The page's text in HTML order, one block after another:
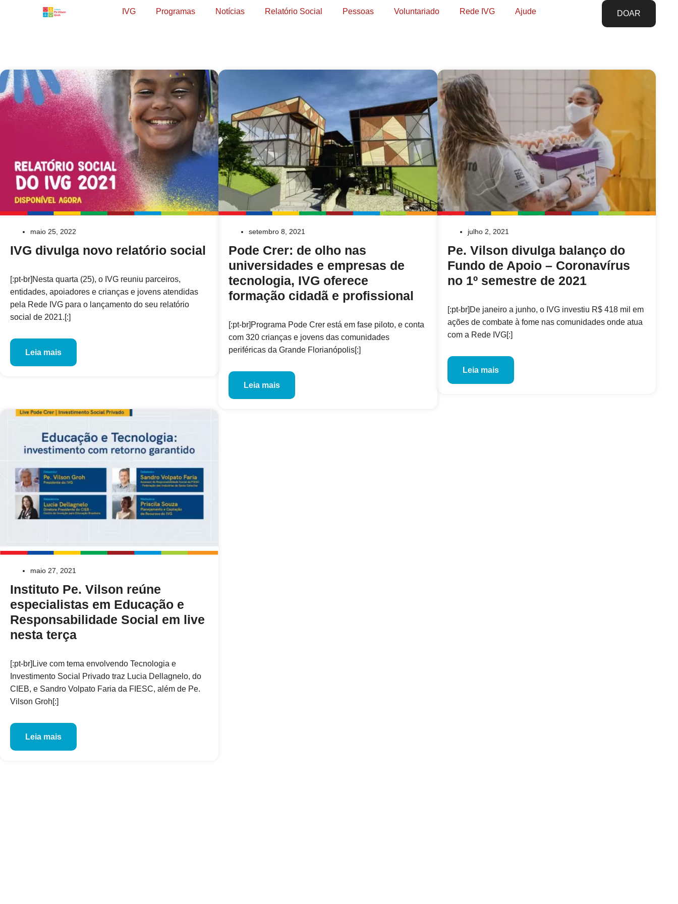
IVG Programas Notícias Relatório Social Pessoas Voluntariado Rede IVG Ajude DOAR
maio 25, 2022
IVG divulga novo relatório social
[:pt-br]Nesta quarta (25), o IVG reuniu parceiros,
entidades, apoiadores e crianças e jovens atendidas
pela Rede IVG para o lançamento do seu relatório
social de 2021.[:]
Leia mais
setembro 8, 2021
Pode Crer: de olho nas
universidades e empresas de
tecnologia, IVG oferece
formação cidadã e profissional
[:pt-br]Programa Pode Crer está em fase piloto, e conta
com 320 crianças e jovens das comunidades
periféricas da Grande Florianópolis[:]
Leia mais
julho 2, 2021
Pe. Vilson divulga balanço do
Fundo de Apoio – Coronavírus
no 1º semestre de 2021
[:pt-br]De janeiro a junho, o IVG investiu R$ 418 mil em
ações de combate à fome nas comunidades onde atua
com a Rede IVG[:]
Leia mais
maio 27, 2021
Instituto Pe. Vilson reúne
especialistas em Educação e
Responsabilidade Social em live
nesta terça
[:pt-br]Live com tema envolvendo Tecnologia e
Investimento Social Privado traz Lucia Dellagnelo, do
CIEB, e Sandro Volpato Faria da FIESC, além de Pe.
Vilson Groh[:]
Leia mais